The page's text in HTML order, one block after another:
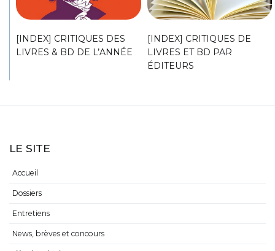
[INDEX] CRITIQUES DES
LIVRES & BD DE L’ANNÉE
[INDEX] CRITIQUES DE
LIVRES ET BD PAR
ÉDITEURS
LE SITE
Accueil
Dossiers
Entretiens
News, brèves et concours